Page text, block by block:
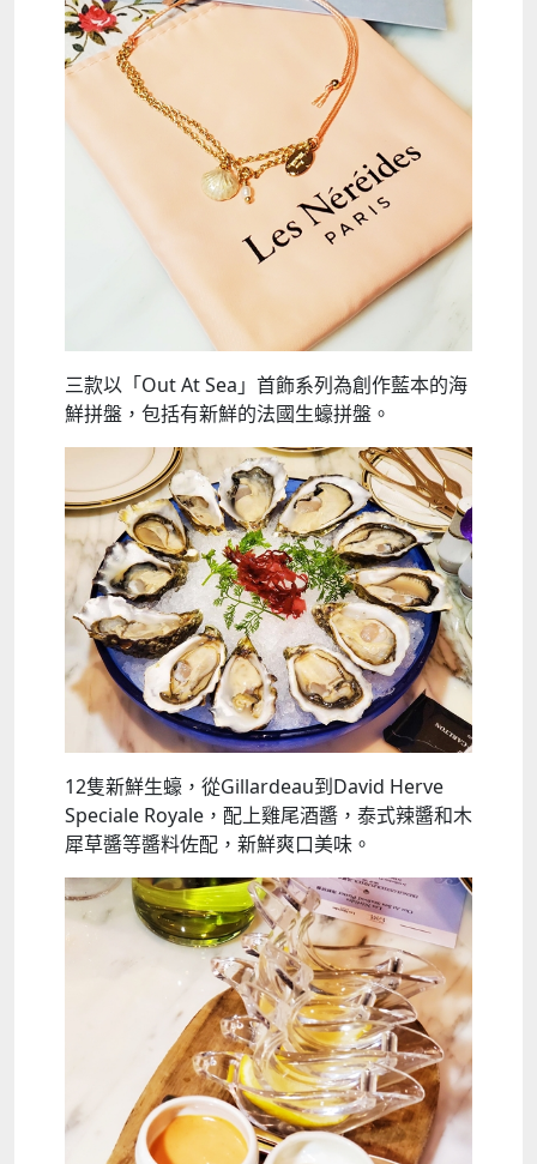
三款以「Out At Sea」首飾系列為創作藍本的海
鮮拼盤，包括有新鮮的法國生蠔拼盤。
12隻新鮮生蠔，從Gillardeau到David Herve
Speciale Royale，配上雞尾酒醬，泰式辣醬和木
犀草醬等醬料佐配，新鮮爽口美味。